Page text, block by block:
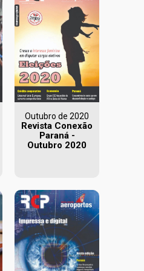
Outubro de 2020
Revista Conexão
Paraná -
Outubro 2020